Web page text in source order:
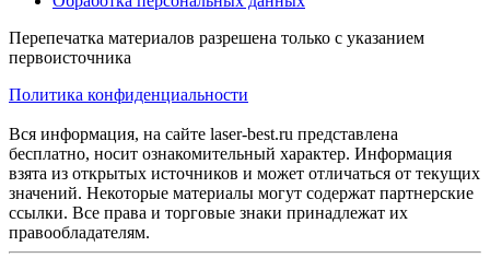
Перепечатка материалов разрешена только с указанием
первоисточника
Политика конфиденциальности
Вся информация, на сайте laser-best.ru представлена
бесплатно, носит ознакомительный характер. Информация
взята из открытых источников и может отличаться от текущих
значений. Некоторые материалы могут содержат партнерские
ссылки. Все права и торговые знаки принадлежат их
правообладателям.